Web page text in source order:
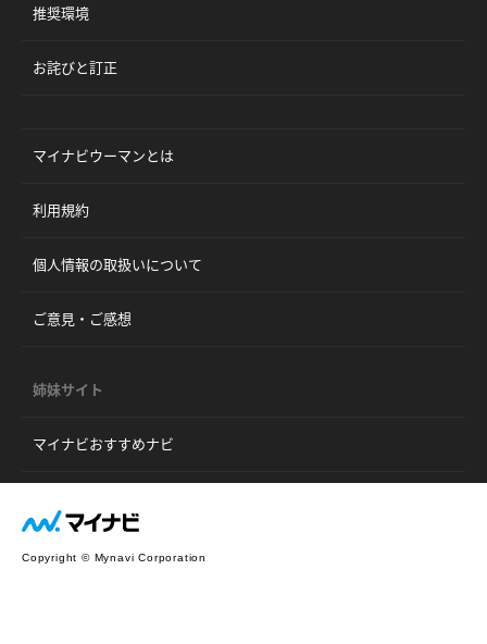
推奨環境
お詫びと訂正
マイナビウーマンとは
利用規約
個人情報の取扱いについて
ご意見・ご感想
姉妹サイト
マイナビおすすめナビ
Copyright © Mynavi Corporation